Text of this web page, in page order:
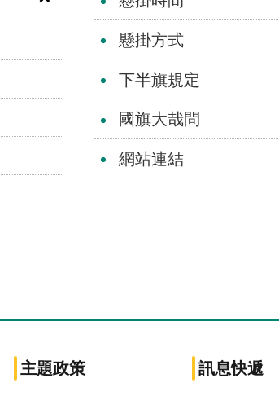
懸掛方式
下半旗規定
國旗大哉問
網站連結
主題政策 訊息快遞